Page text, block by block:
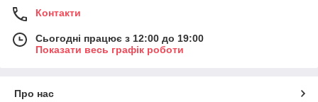
Контакти
Сьогодні працює з 12:00 до 19:00
Показати весь графік роботи
Про нас